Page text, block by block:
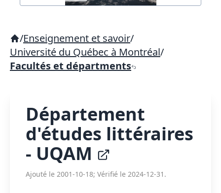
/Enseignement et savoir/
Université du Québec à Montréal/
Facultés et départments
Département
d'études littéraires
- UQAM
Ajouté le 2001-10-18; Vérifié le 2024-12-31.